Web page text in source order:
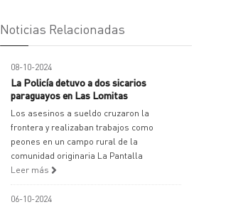
Noticias Relacionadas
08-10-2024
La Policía detuvo a dos sicarios
paraguayos en Las Lomitas
Los asesinos a sueldo cruzaron la
frontera y realizaban trabajos como
peones en un campo rural de la
comunidad originaria La Pantalla
Leer más
06-10-2024